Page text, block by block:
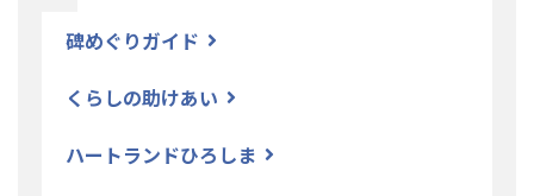
碑めぐりガイド
くらしの助けあい
ハートランドひろしま